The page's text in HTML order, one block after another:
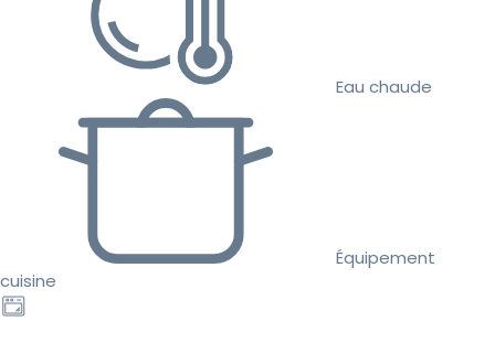
Eau chaude
Équipement
cuisine